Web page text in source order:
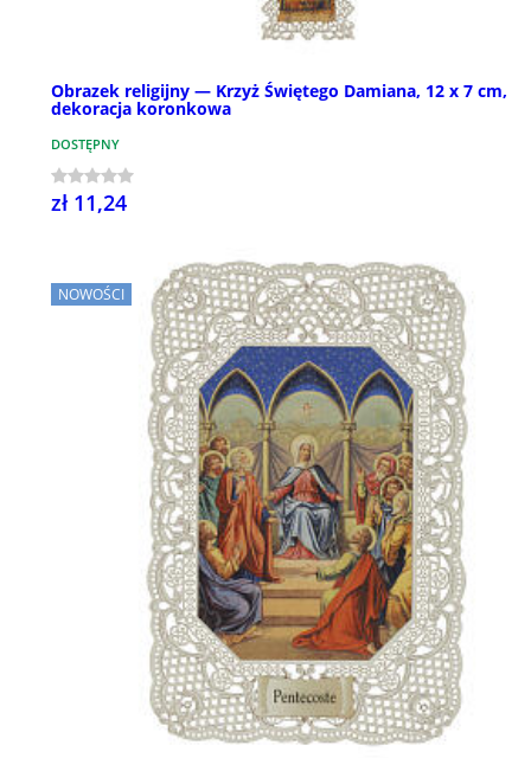
Obrazek religijny — Krzyż Świętego Damiana, 12 x 7 cm,
dekoracja koronkowa
DOSTĘPNY
zł 11,24
NOWOŚCI